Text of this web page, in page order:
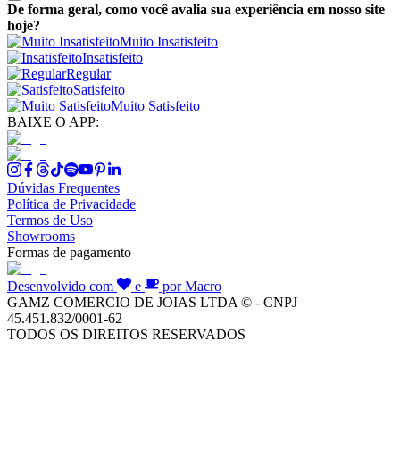
De forma geral, como você avalia sua experiência em nosso site
hoje?
Muito Insatisfeito
Insatisfeito
Regular
Satisfeito
Muito Satisfeito
BAIXE O APP:
Dúvidas Frequentes
Política de Privacidade
Termos de Uso
Showrooms
Formas de pagamento
Desenvolvido com e
por Macro
GAMZ COMERCIO DE JOIAS LTDA © - CNPJ
45.451.832/0001-62
TODOS OS DIREITOS RESERVADOS